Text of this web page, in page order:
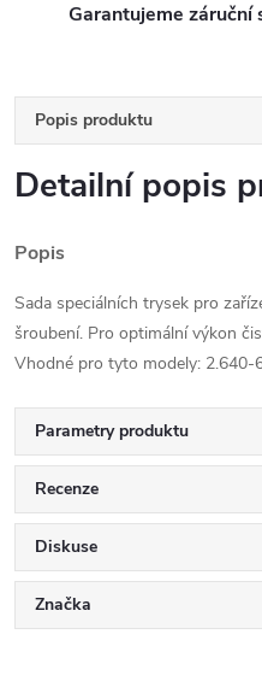
Garantujeme záruční
Popis produktu
Detailní popis
Popis
Sada speciálních trysek pro
šroubení. Pro optimální výkon
Vhodné pro tyto modely:
Parametry produktu
Recenze
Diskuse
Značka